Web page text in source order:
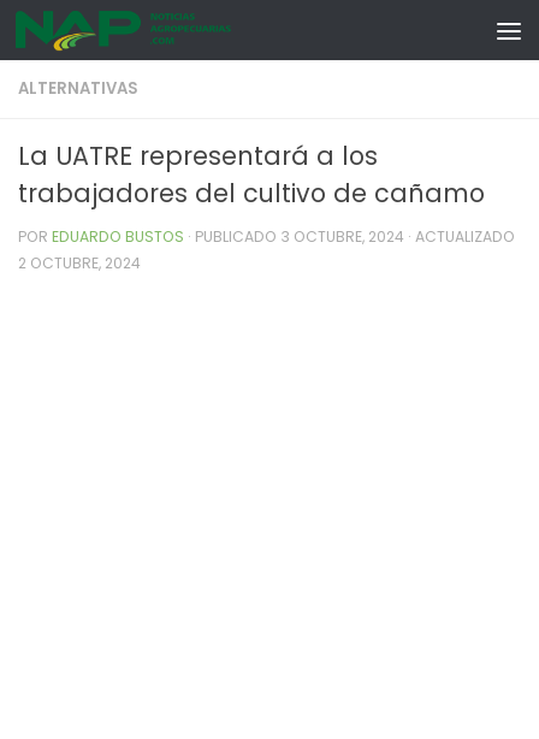
Skip to content
ALTERNATIVAS
La UATRE representará a los
trabajadores del cultivo de cañamo
POR EDUARDO BUSTOS · PUBLICADO 3 OCTUBRE, 2024 · ACTUALIZADO
2 OCTUBRE, 2024